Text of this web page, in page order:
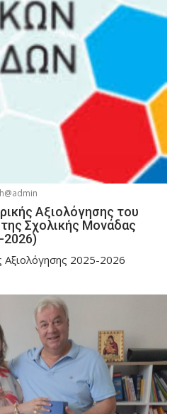
Αξιολόγησης του
Σχολικής Μονάδας
2026)
Αξιολόγησης 2025-2026